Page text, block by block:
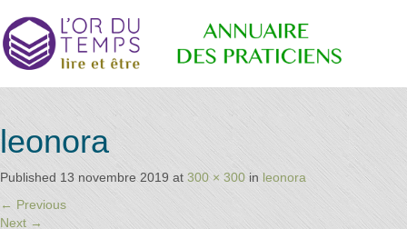
Annuaire
les
praticiens
conseillé
par la
leonora
Published 13 novembre 2019 at 300 × 300 in leonora
← Previous
Next →